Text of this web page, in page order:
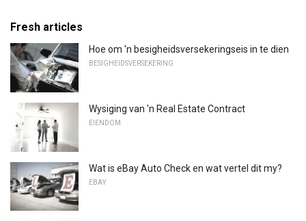
Fresh articles
Hoe om 'n besigheidsversekeringseis in te dien
BESIGHEIDSVERSEKERING
Wysiging van 'n Real Estate Contract
EIENDOM
Wat is eBay Auto Check en wat vertel dit my?
EBAY